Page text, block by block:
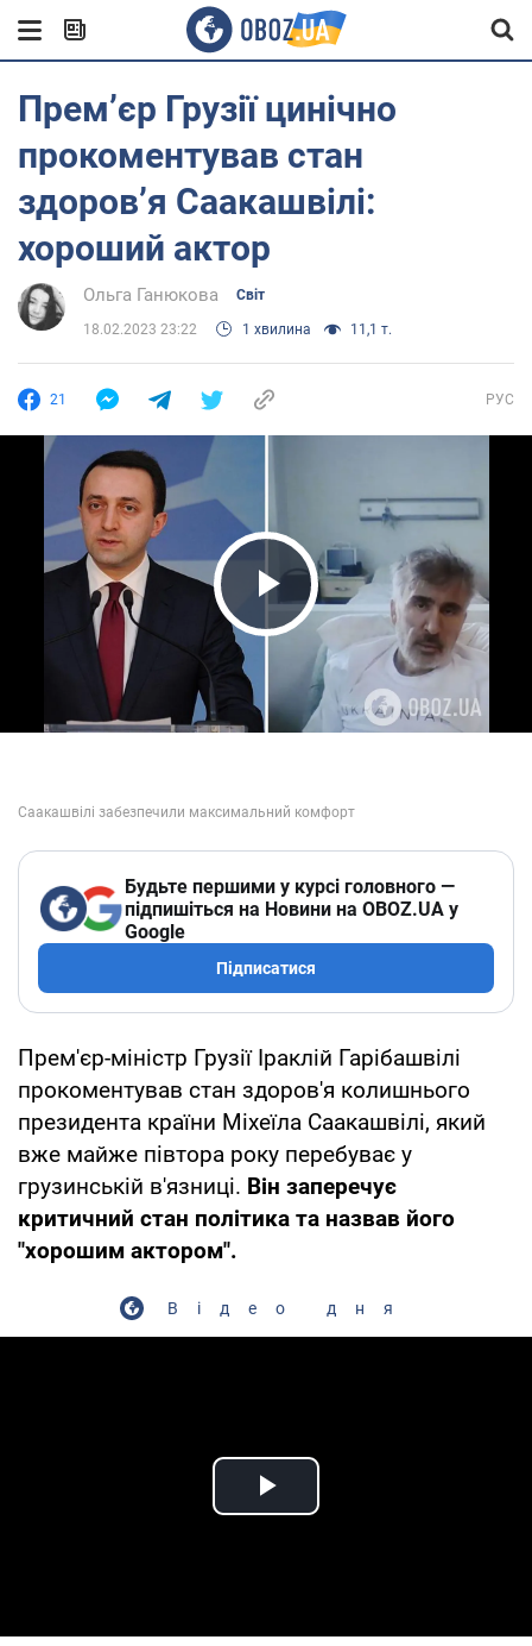
Прем’єр Грузії цинічно
прокоментував стан
здоров’я Саакашвілі:
хороший актор
Ольга Ганюкова Світ
18.02.2023 23:22 1 хвилина 11,1 т.
21 РУС
Play Video
Будьте першими у курсі головного —
підпишіться на Новини на OBOZ.UA у
Google
Підписатися
Прем'єр-міністр Грузії Іраклій Гарібашвілі
прокоментував стан здоров'я колишнього
президента країни Міхеїла Саакашвілі, який
вже майже півтора року перебуває у
грузинській в'язниці. Він заперечує
критичний стан політика та назвав його
"хорошим актором".
Відео дня
Play Video